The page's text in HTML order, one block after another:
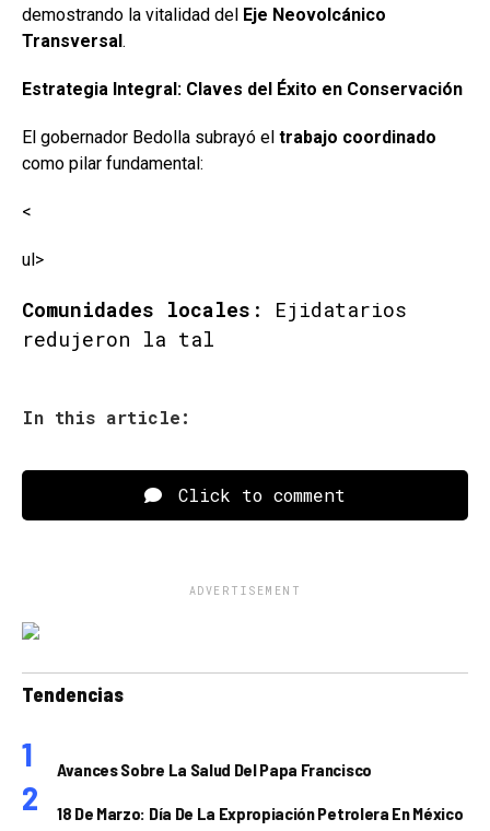
demostrando la vitalidad del Eje Neovolcánico
Transversal.
Estrategia Integral: Claves del Éxito en Conservación
El gobernador Bedolla subrayó el trabajo coordinado
como pilar fundamental:
<
ul>
Comunidades locales : Ejidatarios
redujeron la tal
In this article:
Click to comment
ADVERTISEMENT
Tendencias
Avances Sobre La Salud Del Papa Francisco
18 De Marzo: Día De La Expropiación Petrolera En México